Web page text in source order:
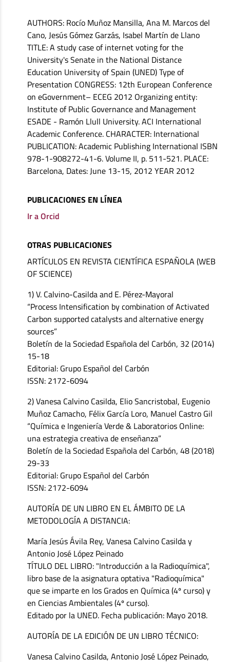
AUTHORS: Rocío Muñoz Mansilla, Ana M. Marcos del
Cano, Jesús Gómez Garzás, Isabel Martín de Llano
TITLE: A study case of internet voting for the
University's Senate in the National Distance
Education University of Spain (UNED) Type of
Presentation CONGRESS: 12th European Conference
on eGovernment– ECEG 2012 Organizing entity:
Institute of Public Governance and Management
ESADE - Ramón Llull University. ACI International
Academic Conference. CHARACTER: International
PUBLICATION: Academic Publishing International ISBN
978-1-908272-41-6. Volume II, p. 511-521. PLACE:
Barcelona, ​​Dates: June 13-15, 2012 YEAR 2012
PUBLICACIONES EN LÍNEA
Ir a Orcid
OTRAS PUBLICACIONES
ARTÍCULOS EN REVISTA CIENTÍFICA ESPAÑOLA (WEB
OF SCIENCE)
1) V. Calvino-Casilda and E. Pérez-Mayoral
“Process Intensification by combination of Activated
Carbon supported catalysts and alternative energy
sources”
Boletín de la Sociedad Española del Carbón, 32 (2014)
15-18
Editorial: Grupo Español del Carbón
ISSN: 2172-6094
2) Vanesa Calvino Casilda, Elio Sancristobal, Eugenio
Muñoz Camacho, Félix García Loro, Manuel Castro Gil
“Química e Ingeniería Verde & Laboratorios Online:
una estrategia creativa de enseñanza”
Boletín de la Sociedad Española del Carbón, 48 (2018)
29-33
Editorial: Grupo Español del Carbón
ISSN: 2172-6094
AUTORÍA DE UN LIBRO EN EL ÁMBITO DE LA
METODOLOGÍA A DISTANCIA:
María Jesús Ávila Rey, Vanesa Calvino Casilda y
Antonio José López Peinado
TÍTULO DEL LIBRO: "Introducción a la Radioquímica",
libro base de la asignatura optativa "Radioquímica"
que se imparte en los Grados en Química (4º curso) y
en Ciencias Ambientales (4º curso).
Editado por la UNED. Fecha publicación: Mayo 2018.
AUTORÍA DE LA EDICIÓN DE UN LIBRO TÉCNICO:
Vanesa Calvino Casilda, Antonio José López Peinado,